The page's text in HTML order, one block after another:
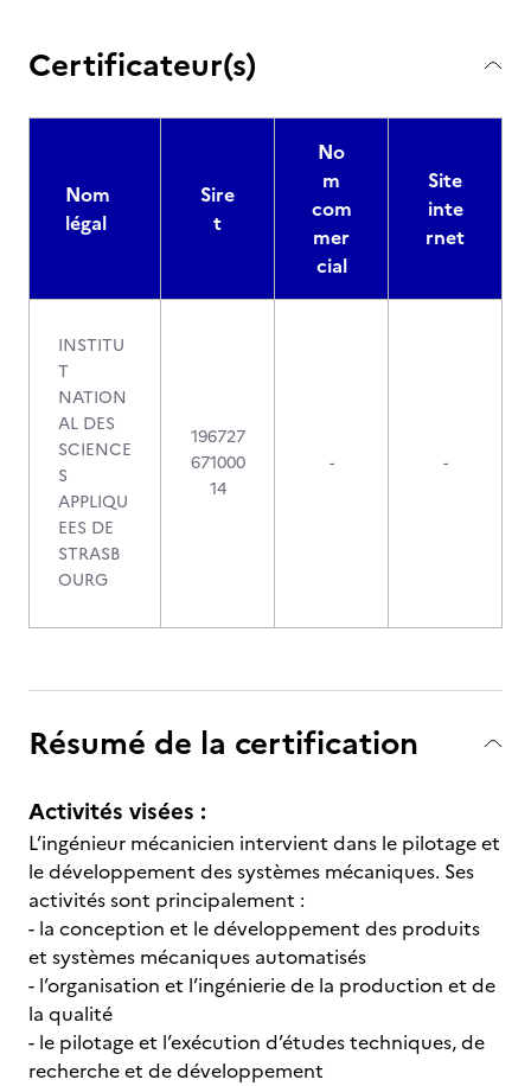
Certificateur(s)
Nom
légal
Sire
t
No
m
com
mer
cial
Site
inte
rnet
INSTITU
T
NATION
AL DES
SCIENCE
S
APPLIQU
EES DE
STRASB
OURG
196727
671000
14
- -
Résumé de la certification
Activités visées :
L’ingénieur mécanicien intervient dans le pilotage et
le développement des systèmes mécaniques. Ses
activités sont principalement :
- la conception et le développement des produits
et systèmes mécaniques automatisés
- l’organisation et l’ingénierie de la production et de
la qualité
- le pilotage et l’exécution d’études techniques, de
recherche et de développement